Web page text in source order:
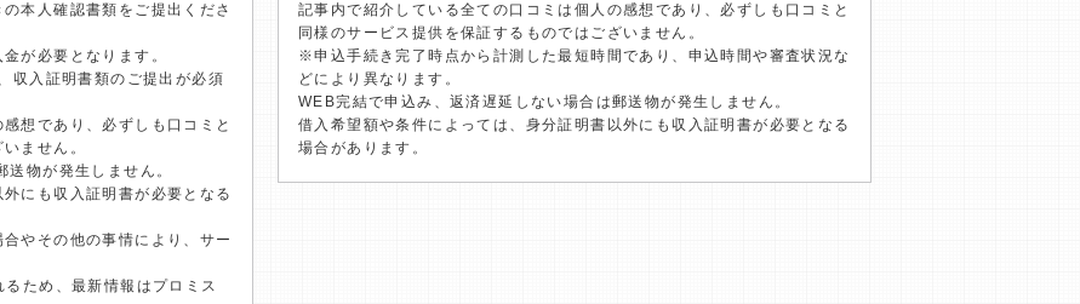
本人確認書類をご提出くださ
が必要となります。
収入証明書類のご提出が必須
想であり、必ずしも口コミと
ません。
物が発生しません。
にも収入証明書が必要となる
やその他の事情により、サー
ため、最新情報はプロミス
記事内で紹介している全ての口コミは個人の感想であり、必ずしも口コミと
同様のサービス提供を保証するものではございません。
※申込手続き完了時点から計測した最短時間であり、申込時間や審査状況な
どにより異なります。
WEB完結で申込み、返済遅延しない場合は郵送物が発生しません。
借入希望額や条件によっては、身分証明書以外にも収入証明書が必要となる
場合があります。